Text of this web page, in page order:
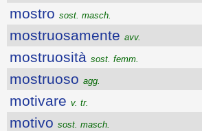
mostro sost. masch.
mostruosamente avv.
mostruosità sost. femm.
mostruoso agg.
motivare v. tr.
motivo sost. masch.